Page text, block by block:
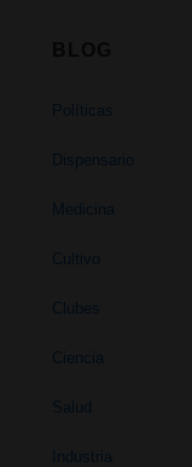
Políticas
Dispensario
Medicina
Cultivo
Clubes
Ciencia
Salud
Industria